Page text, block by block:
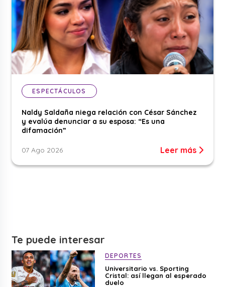
ESPECTÁCULOS
Naldy Saldaña niega relación con César Sánchez
y evalúa denunciar a su esposa: “Es una
difamación”
07 Ago 2026 Leer más
Te puede interesar
DEPORTES
Universitario vs. Sporting
Cristal: así llegan al esperado
duelo